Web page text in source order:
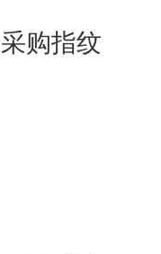
购指纹